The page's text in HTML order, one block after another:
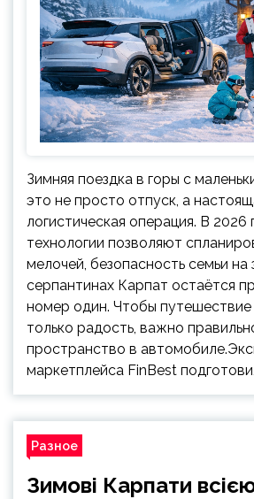
Зимняя поездка в горы с
это не просто отпуск, а
логистическая операция. В 2026
технологии позволяют
мелочей, безопасность семьи
серпантинах Карпат остаётся
номер один. Чтобы путешествие
только радость, важно
пространство в
маркетплейса FinBest
Разное
Зимові Карпати